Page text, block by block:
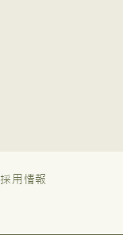
採用情報